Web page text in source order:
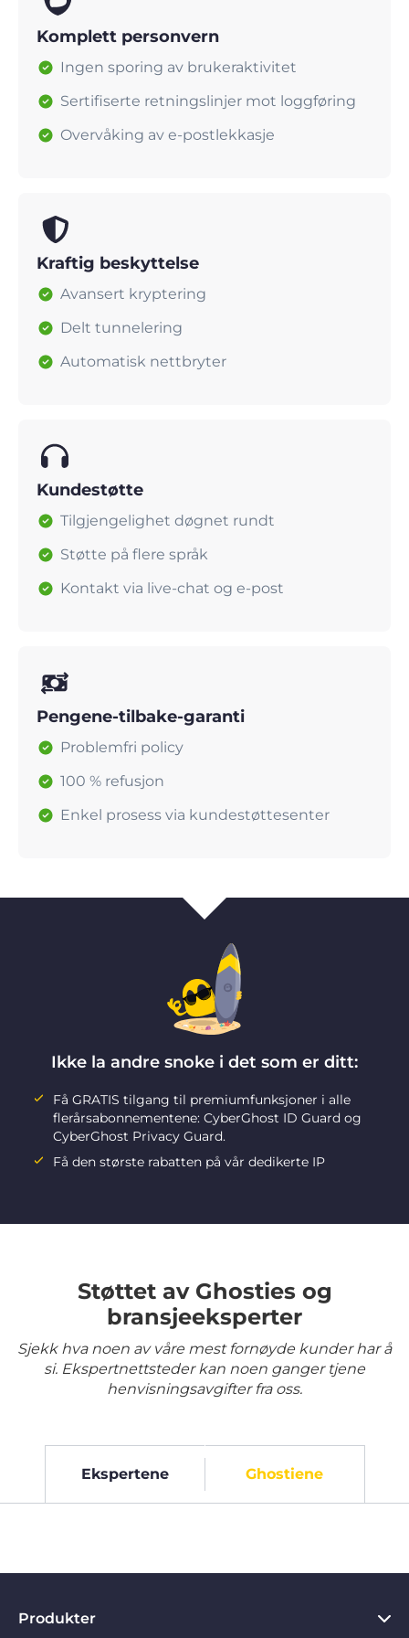
Komplett personvern
Ingen sporing av brukeraktivitet
Sertifiserte retningslinjer mot loggføring
Overvåking av e-postlekkasje
Kraftig beskyttelse
Avansert kryptering
Delt tunnelering
Automatisk nettbryter
Kundestøtte
Tilgjengelighet døgnet rundt
Støtte på flere språk
Kontakt via live-chat og e-post
Pengene-tilbake-garanti
Problemfri policy
100 % refusjon
Enkel prosess via kundestøttesenter
Ikke la andre snoke i det som er ditt:
Få GRATIS tilgang til premiumfunksjoner i alle
flerårsabonnementene: CyberGhost ID Guard og
CyberGhost Privacy Guard.
Få den største rabatten på vår dedikerte IP
Støttet av Ghosties og
bransjeeksperter
Sjekk hva noen av våre mest fornøyde kunder har å
si. Ekspertnettsteder kan noen ganger tjene
henvisningsavgifter fra oss.
Ekspertene Ghostiene
Produkter